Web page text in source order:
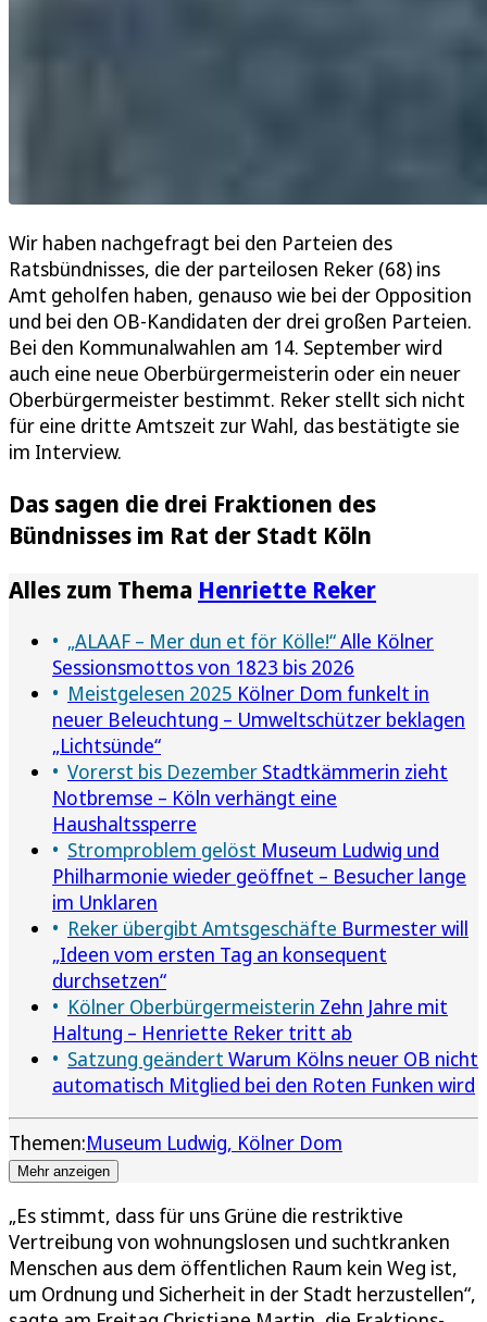
Wir haben nachgefragt bei den Parteien des
Ratsbündnisses, die der parteilosen Reker (68) ins
Amt geholfen haben, genauso wie bei der Opposition
und bei den OB-Kandidaten der drei großen Parteien.
Bei den Kommunalwahlen am 14. September wird
auch eine neue Oberbürgermeisterin oder ein neuer
Oberbürgermeister bestimmt. Reker stellt sich nicht
für eine dritte Amtszeit zur Wahl, das bestätigte sie
im Interview.
Das sagen die drei Fraktionen des
Bündnisses im Rat der Stadt Köln
Alles zum Thema Henriette Reker
„ALAAF – Mer dun et för Kölle!“Alle Kölner
Sessionsmottos von 1823 bis 2026
Meistgelesen 2025 Kölner Dom funkelt in
neuer Beleuchtung – Umweltschützer beklagen
„Lichtsünde“
Vorerst bis Dezember Stadtkämmerin zieht
Notbremse – Köln verhängt eine
Haushaltssperre
Stromproblem gelöst Museum Ludwig und
Philharmonie wieder geöffnet – Besucher lange
im Unklaren
Reker übergibt Amtsgeschäfte Burmester will
„Ideen vom ersten Tag an konsequent
durchsetzen“
Kölner Oberbürgermeisterin Zehn Jahre mit
Haltung – Henriette Reker tritt ab
Satzung geändert Warum Kölns neuer OB nicht
automatisch Mitglied bei den Roten Funken wird
Themen:Museum Ludwig Kölner Dom
Mehr anzeigen
„Es stimmt, dass für uns Grüne die restriktive
Vertreibung von wohnungslosen und suchtkranken
Menschen aus dem öffentlichen Raum kein Weg ist,
um Ordnung und Sicherheit in der Stadt herzustellen“,